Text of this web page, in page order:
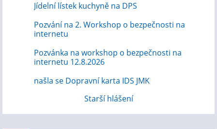
Jídelní lístek kuchyně na DPS
Pozvání na 2. Workshop o bezpečnosti na
internetu
Pozvánka na workshop o bezpečnosti na
internetu 12.8.2026
našla se Dopravní karta IDS JMK
Starší hlášení